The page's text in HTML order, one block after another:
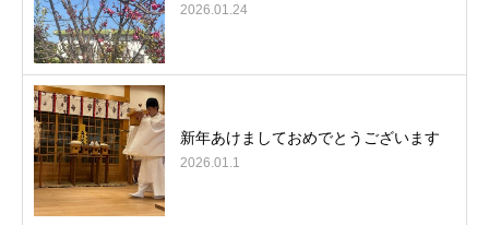
2026.01.24
新年あけましておめでとうございます
2026.01.1